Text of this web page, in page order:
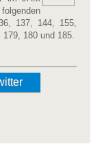
137, 144, 155,
180 und 185.